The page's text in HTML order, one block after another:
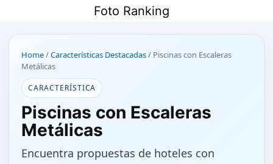
contenido
Foto Ranking
Home/Características Destacadas/ Piscinas con Escaleras
Metálicas
CARACTERÍSTICA
Piscinas con Escaleras
Metálicas
Encuentra propuestas de hoteles con